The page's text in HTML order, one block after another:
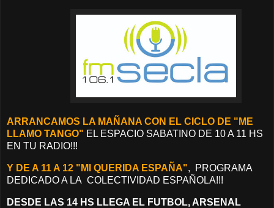
ARRANCAMOS LA MAÑANA CON EL CICLO DE "ME
LLAMO TANGO" EL ESPACIO SABATINO DE 10 A 11 HS
EN TU RADIO!!!
Y DE A 11 A 12 "MI QUERIDA ESPAÑA", PROGRAMA
DEDICADO A LA COLECTIVIDAD ESPAÑOLA!!!
DESDE LAS 14 HS LLEGA EL FUTBOL, ARSENAL